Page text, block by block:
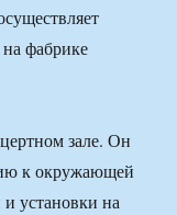
фабрике
зале. Он
к окружающей
и установки на